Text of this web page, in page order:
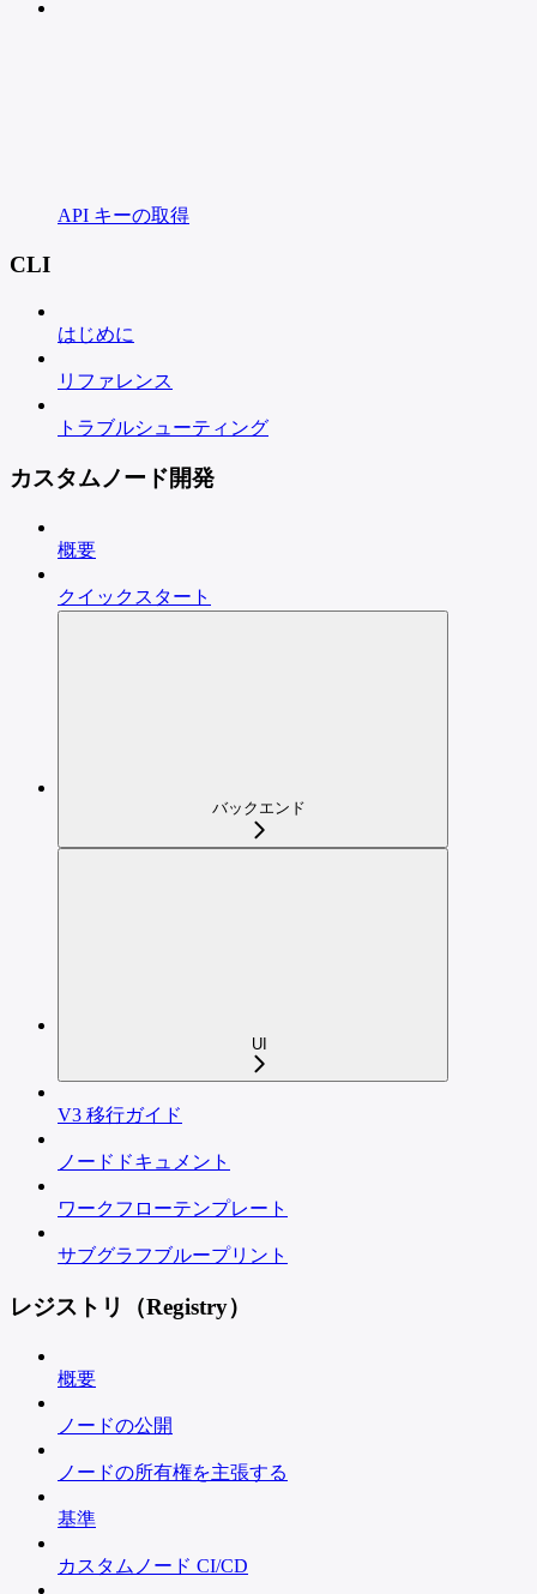
API キーの取得
CLI
はじめに
リファレンス
トラブルシューティング
カスタムノード開発
概要
クイックスタート
バックエンド
UI
V3 移行ガイド
ノードドキュメント
ワークフローテンプレート
サブグラフブループリント
レジストリ（Registry）
概要
ノードの公開
ノードの所有権を主張する
基準
カスタムノード CI/CD